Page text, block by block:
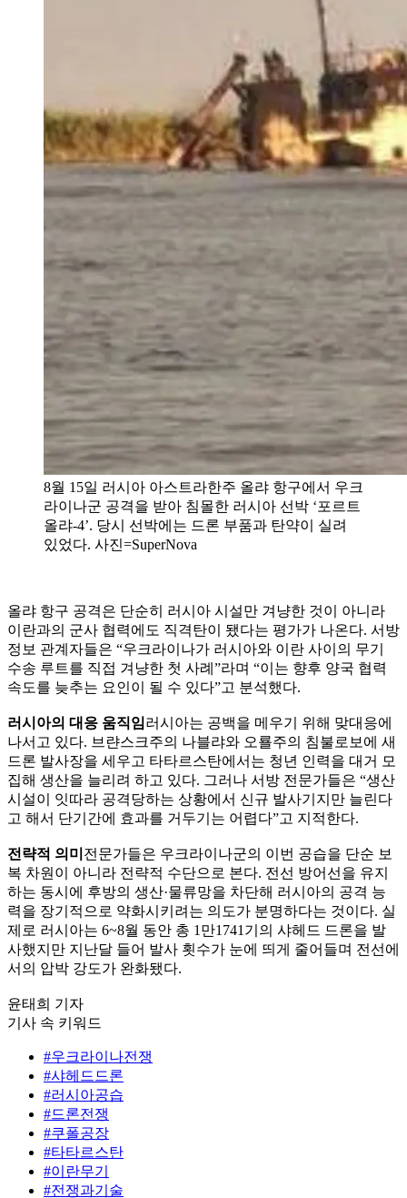
8월 15일 러시아 아스트라한주 올랴 항구에서 우크
라이나군 공격을 받아 침몰한 러시아 선박 ‘포르트
올랴-4’. 당시 선박에는 드론 부품과 탄약이 실려
있었다. 사진=SuperNova
올랴 항구 공격은 단순히 러시아 시설만 겨냥한 것이 아니라
이란과의 군사 협력에도 직격탄이 됐다는 평가가 나온다. 서방
정보 관계자들은 “우크라이나가 러시아와 이란 사이의 무기
수송 루트를 직접 겨냥한 첫 사례”라며 “이는 향후 양국 협력
속도를 늦추는 요인이 될 수 있다”고 분석했다.
러시아의 대응 움직임러시아는 공백을 메우기 위해 맞대응에
나서고 있다. 브랸스크주의 나블랴와 오룔주의 침불로보에 새
드론 발사장을 세우고 타타르스탄에서는 청년 인력을 대거 모
집해 생산을 늘리려 하고 있다. 그러나 서방 전문가들은 “생산
시설이 잇따라 공격당하는 상황에서 신규 발사기지만 늘린다
고 해서 단기간에 효과를 거두기는 어렵다”고 지적한다.
전략적 의미 전문가들은 우크라이나군의 이번 공습을 단순 보
복 차원이 아니라 전략적 수단으로 본다. 전선 방어선을 유지
하는 동시에 후방의 생산·물류망을 차단해 러시아의 공격 능
력을 장기적으로 약화시키려는 의도가 분명하다는 것이다. 실
제로 러시아는 6~8월 동안 총 1만1741기의 샤헤드 드론을 발
사했지만 지난달 들어 발사 횟수가 눈에 띄게 줄어들며 전선에
서의 압박 강도가 완화됐다.
윤태희 기자
기사 속 키워드
#우크라이나전쟁
#샤헤드드론
#러시아공습
#드론전쟁
#쿠폴공장
#타타르스탄
#이란무기
#전쟁과기술